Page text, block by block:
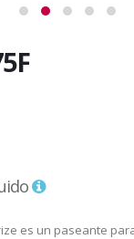
es un paseante